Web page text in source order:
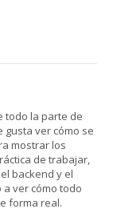
todo la parte de
gusta ver cómo se
mostrar los
de trabajar,
backend y el
ver cómo todo
forma real.